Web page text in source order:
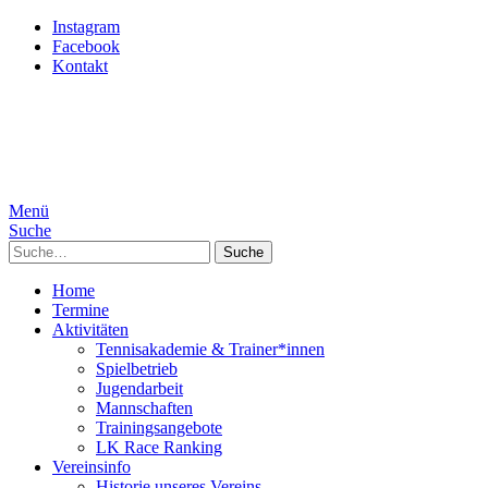
Instagram
Facebook
Kontakt
Menü
Suche
Suche
Home
Termine
Aktivitäten
Tennisakademie & Trainer*innen
Spielbetrieb
Jugendarbeit
Mannschaften
Trainingsangebote
LK Race Ranking
Vereinsinfo